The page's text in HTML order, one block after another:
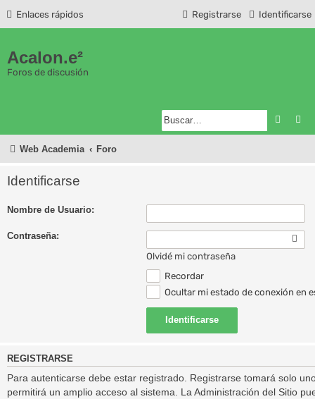
Enlaces rápidos Identificarse
Registrarse
Acalon.e²
Foros de discusión
Buscar
Web Academia Foro
Identificarse
Nombre de Usuario:
Contraseña:
Olvidé mi contraseña
Recordar
Ocultar mi estado de conexión en
REGISTRARSE
Para autenticarse debe estar registrado. Registrarse tomará solo
permitirá un amplio acceso al sistema. La Administración del Sitio